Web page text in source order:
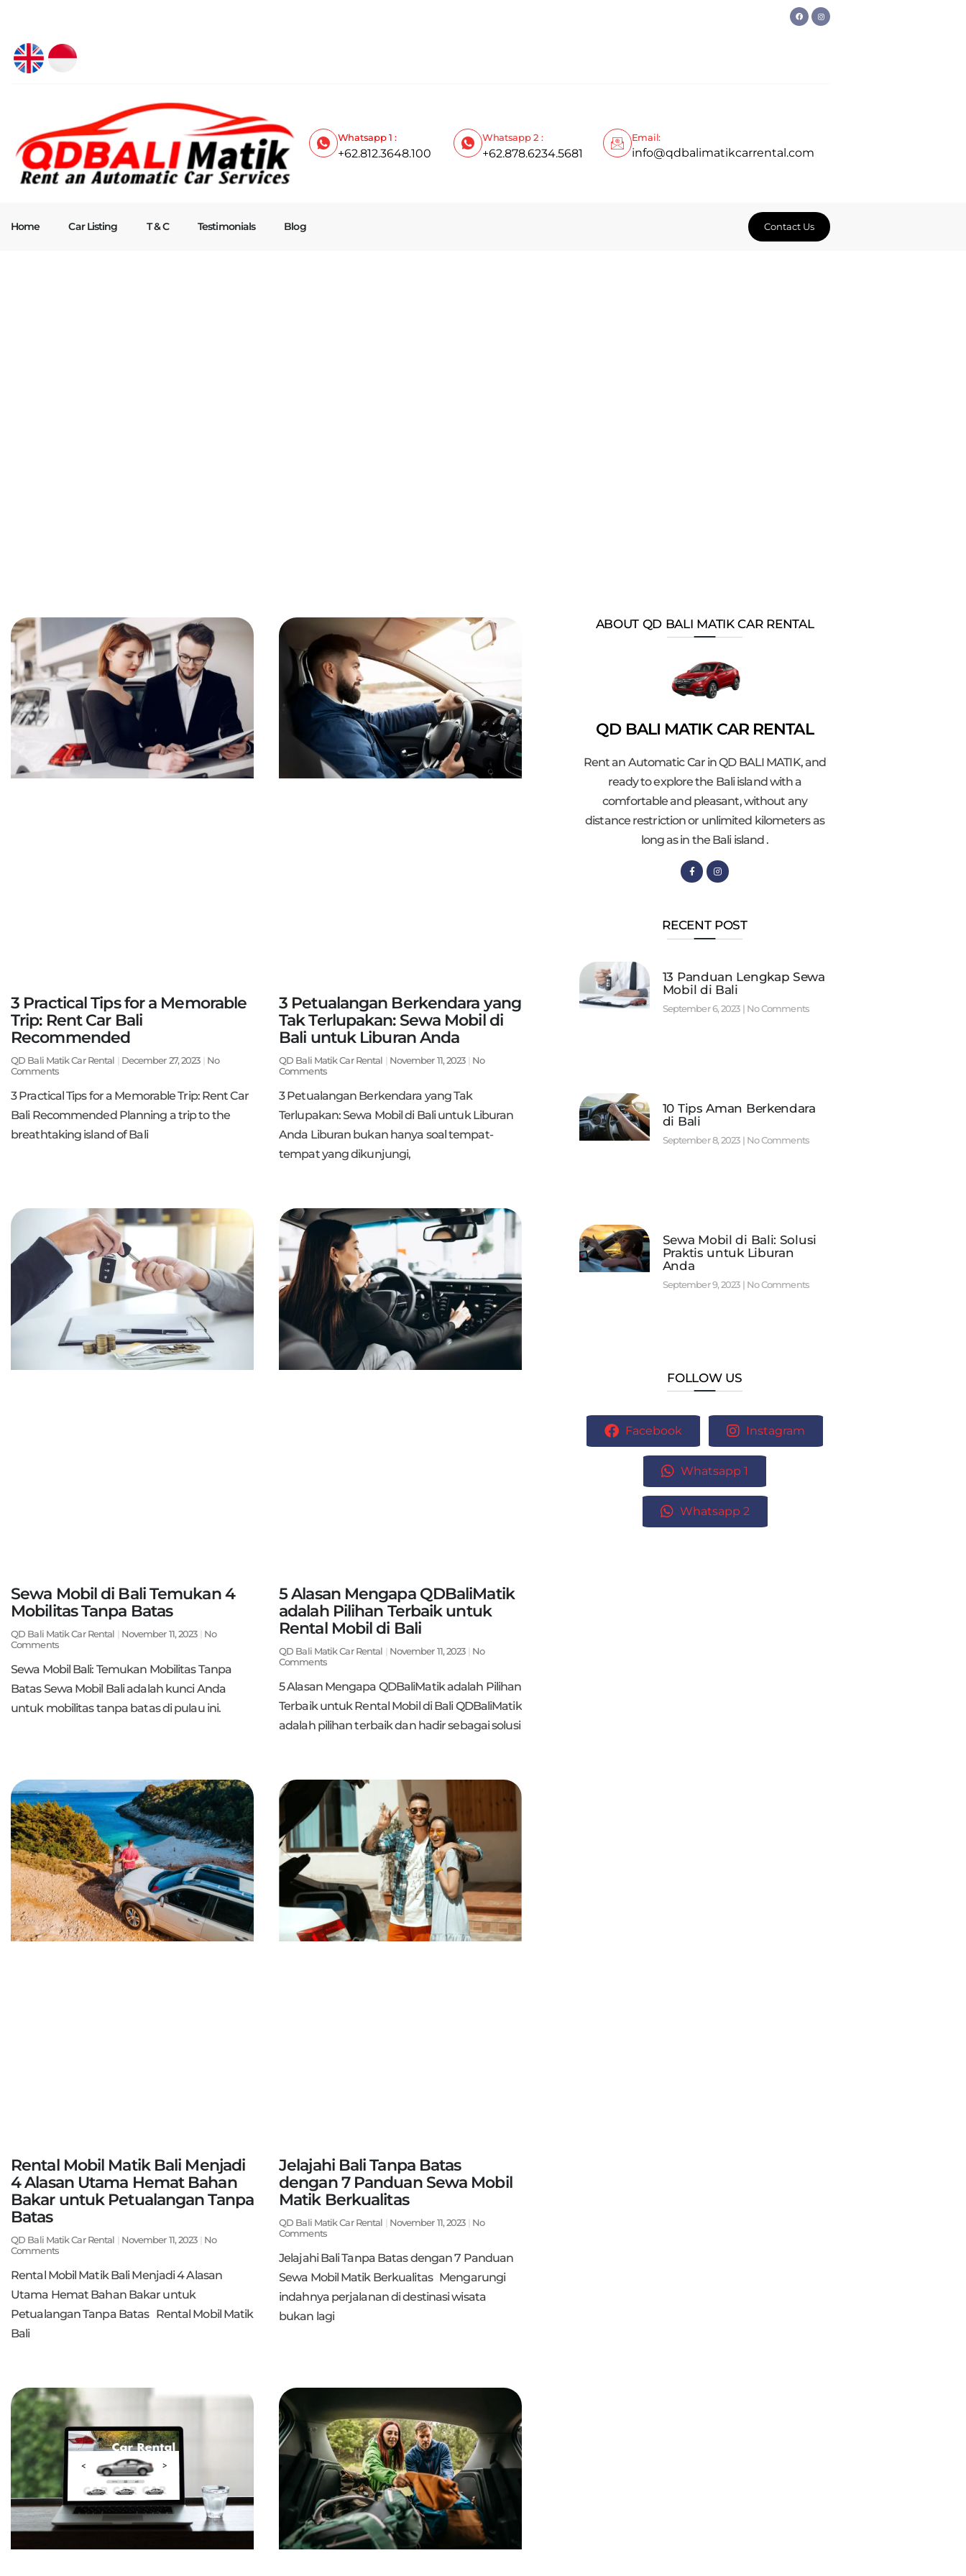
Whatsapp 1 :
+62.812.3648.100
Whatsapp 2 :
+62.878.6234.5681
Email:
info@qdbalimatikcarrental.com
Home Car Listing T & C Testimonials Blog Contact Us
3 Practical Tips for a Memorable
Trip: Rent Car Bali
Recommended
QD Bali Matik Car Rental December 27, 2023
No
Comments
3 Practical Tips for a Memorable Trip: Rent Car
Bali Recommended Planning a trip to the
breathtaking island of Bali
3 Petualangan Berkendara yang
Tak Terlupakan: Sewa Mobil di
Bali untuk Liburan Anda
QD Bali Matik Car Rental November 11, 2023
No
Comments
3 Petualangan Berkendara yang Tak
Terlupakan: Sewa Mobil di Bali untuk Liburan
Anda Liburan bukan hanya soal tempat-
tempat yang dikunjungi,
Sewa Mobil di Bali Temukan 4
Mobilitas Tanpa Batas
QD Bali Matik Car Rental November 11, 2023
No
Comments
Sewa Mobil Bali: Temukan Mobilitas Tanpa
Batas Sewa Mobil Bali adalah kunci Anda
untuk mobilitas tanpa batas di pulau ini.
5 Alasan Mengapa QDBaliMatik
adalah Pilihan Terbaik untuk
Rental Mobil di Bali
QD Bali Matik Car Rental November 11, 2023
No
Comments
5 Alasan Mengapa QDBaliMatik adalah Pilihan
Terbaik untuk Rental Mobil di Bali QDBaliMatik
adalah pilihan terbaik dan hadir sebagai solusi
Rental Mobil Matik Bali Menjadi
4 Alasan Utama Hemat Bahan
Bakar untuk Petualangan Tanpa
Batas
QD Bali Matik Car Rental November 11, 2023
No
Comments
Rental Mobil Matik Bali Menjadi 4 Alasan
Utama Hemat Bahan Bakar untuk
Petualangan Tanpa Batas Rental Mobil Matik
Bali
Jelajahi Bali Tanpa Batas
dengan 7 Panduan Sewa Mobil
Matik Berkualitas
QD Bali Matik Car Rental November 11, 2023
No
Comments
Jelajahi Bali Tanpa Batas dengan 7 Panduan
Sewa Mobil Matik Berkualitas Mengarungi
indahnya perjalanan di destinasi wisata
bukan lagi
ABOUT QD BALI MATIK CAR RENTAL
QD BALI MATIK CAR RENTAL
Rent an Automatic Car in QD BALI MATIK, and
ready to explore the Bali island with a
comfortable and pleasant, without any
distance restriction or unlimited kilometers as
long as in the Bali island .
RECENT POST
13 Panduan Lengkap Sewa
Mobil di Bali
September 6, 2023 No Comments
10 Tips Aman Berkendara
di Bali
September 8, 2023 No Comments
Sewa Mobil di Bali: Solusi
Praktis untuk Liburan
Anda
September 9, 2023 No Comments
FOLLOW US
Facebook Instagram
Whatsapp 1
Whatsapp 2